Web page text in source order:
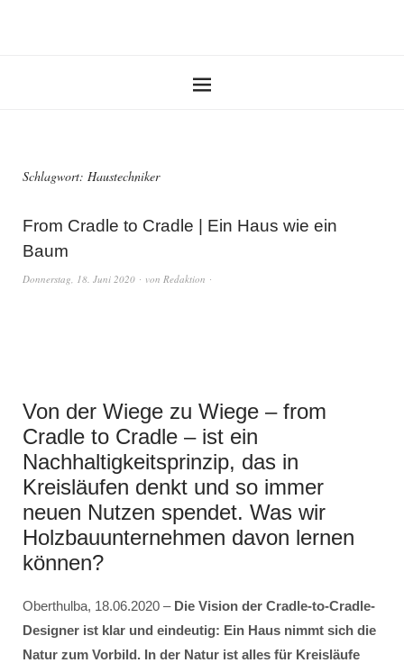
Schlagwort: Haustechniker
From Cradle to Cradle | Ein Haus wie ein
Baum
Donnerstag, 18. Juni 2020 von Redaktion
Von der Wiege zu Wiege – from
Cradle to Cradle – ist ein
Nachhaltigkeitsprinzip, das in
Kreisläufen denkt und so immer
neuen Nutzen spendet. Was wir
Holzbauunternehmen davon lernen
können?
Oberthulba, 18.06.2020 – Die Vision der Cradle-to-Cradle-
Designer ist klar und eindeutig: Ein Haus nimmt sich die
Natur zum Vorbild. In der Natur ist alles für Kreisläufe